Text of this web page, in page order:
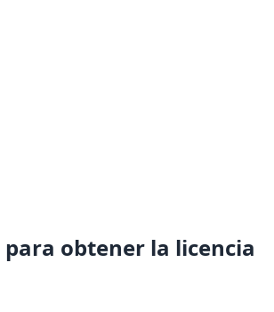
para obtener la licencia